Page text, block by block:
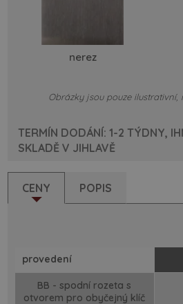
nerez
Obrázky jsou pouze
TERMÍN DODÁNÍ: 1-2 TÝDNY,
SKLADĚ V JIHLAVĚ
CENY POPIS
provedení
BB - spodní rozeta s
otvorem pro obyčejný klíč